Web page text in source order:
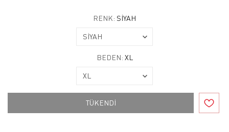
RENK: SİYAH
BEDEN: XL
TÜKENDİ